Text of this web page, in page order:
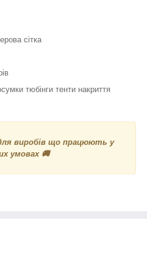
сітка
тюбінги тенти накриття
виробів що працюють у
умовах 🚚